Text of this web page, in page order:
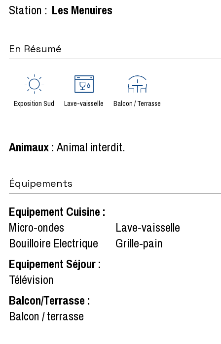
Station : Les Menuires
En Résumé
Exposition Sud Lave-vaisselle Balcon / Terrasse
Animaux: Animal interdit
Équipements
Equipement Cuisine :
Micro-ondes
Lave-vaisselle
Bouilloire Electrique
Grille-pain
Equipement Séjour:
Télévision
Balcon/Terrasse :
Balcon / terrasse